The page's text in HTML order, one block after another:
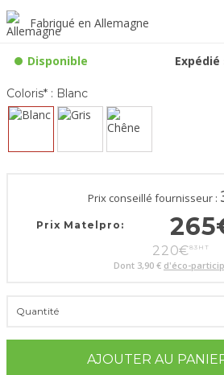
Fabriqué en Allemagne
Disponible
Coloris* : Blanc
Prix conseillé fournisseur :
Prix Matelpro: 265
220€83 HT
Dont 3,90 € d'éco-
Quantité
AJOUTER AU